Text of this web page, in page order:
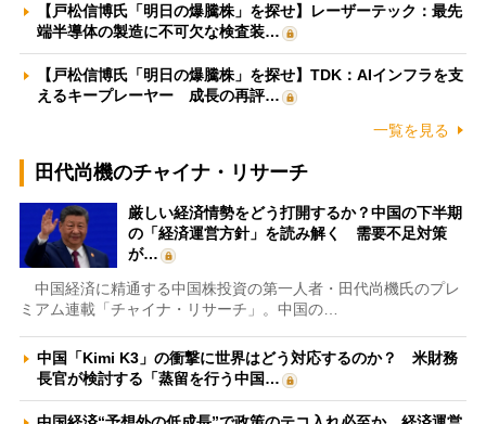
【戸松信博氏「明日の爆騰株」を探せ】レーザーテック：最先
端半導体の製造に不可欠な検査装…
【戸松信博氏「明日の爆騰株」を探せ】TDK：AIインフラを支
えるキープレーヤー 成長の再評…
一覧を見る
田代尚機のチャイナ・リサーチ
厳しい経済情勢をどう打開するか？中国の下半期
の「経済運営方針」を読み解く 需要不足対策
が…
中国経済に精通する中国株投資の第一人者・田代尚機氏のプレ
ミアム連載「チャイナ・リサーチ」。中国の…
中国「Kimi K3」の衝撃に世界はどう対応するのか？ 米財務
長官が検討する「蒸留を行う中国…